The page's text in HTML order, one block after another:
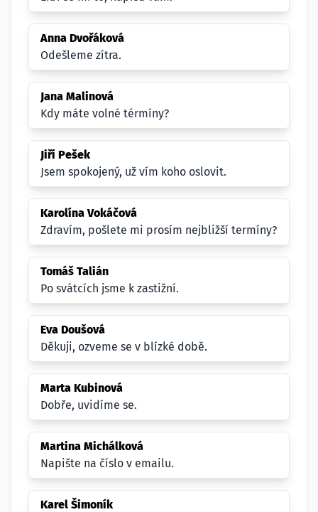
Anna Dvořáková
Odešleme zítra.
Jana Malinová
Kdy máte volné térmíny?
Jiří Pešek
Jsem spokojený, už vím koho oslovit.
Karolína Vokáčová
Zdravím, pošlete mi prosím nejbližší termíny?
Tomáš Talián
Po svátcích jsme k zastižní.
Eva Doušová
Děkuji, ozveme se v blízké době.
Marta Kubinová
Dobře, uvidíme se.
Martina Michálková
Napište na číslo v emailu.
Karel Šimoník